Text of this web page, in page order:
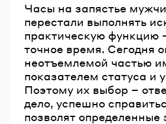
Часы на запястье
перестали выполнять
практическую функцию
точное время. Сегодня
неотъемлемой частью
показателем статуса и
Поэтому их выбор –
дело, успешно
позволят определенные